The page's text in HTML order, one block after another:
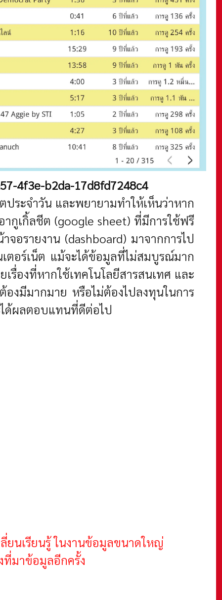
4f3e-b2da-17d8fd7248c4
ระจำวัน และพยายามทำให้เห็นว่าหาก
ากูเกิ้ลชีต (google sheet) ที่มีการใช้ฟรี
อรายงาน (dashboard) มาจากการไป
ตอร์เน็ต แม้จะได้ข้อมูลที่ไม่สมบูรณ์มาก
รื่องที่หากใช้เทคโนโลยีสารสนเทศ และ
งมีมากมาย หรือไม่ต้องไปลงทุนในการ
ด้ผลตอบแทนที่ดีต่อไป
ยนเรียนรู้ ในงานข้อมูลขนาดใหญ่
ที่มาข้อมูลอีกครั้ง